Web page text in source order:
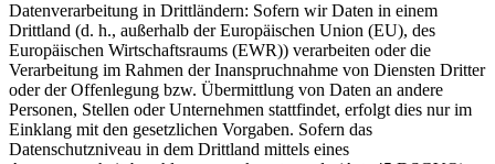
Datenverarbeitung in Drittländern: Sofern wir Daten in einem
Drittland (d. h., außerhalb der Europäischen Union (EU), des
Europäischen Wirtschaftsraums (EWR)) verarbeiten oder die
Verarbeitung im Rahmen der Inanspruchnahme von Diensten Dritter
oder der Offenlegung bzw. Übermittlung von Daten an andere
Personen, Stellen oder Unternehmen stattfindet, erfolgt dies nur im
Einklang mit den gesetzlichen Vorgaben. Sofern das
Datenschutzniveau in dem Drittland mittels eines